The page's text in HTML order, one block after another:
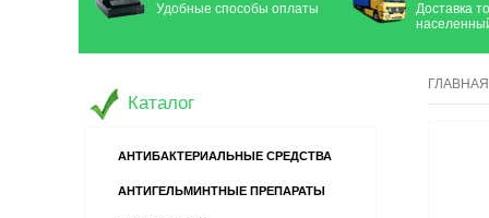
Удобные способы оплаты
Доставка
ГЛАВНАЯ
Каталог
АНТИБАКТЕРИАЛЬНЫЕ СРЕДСТВА
АНТИГЕЛЬМИНТНЫЕ ПРЕПАРАТЫ